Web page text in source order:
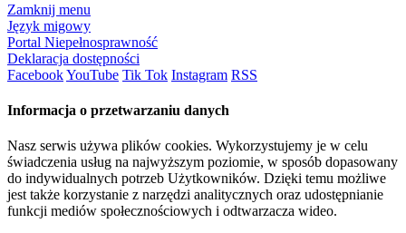
Zamknij menu
Język migowy
Portal Niepełnosprawność
Deklaracja dostępności
FacebookYouTube Tik Tok Instagram RSS
Informacja o przetwarzaniu danych
Nasz serwis używa plików cookies. Wykorzystujemy je w celu
świadczenia usług na najwyższym poziomie, w sposób dopasowany
do indywidualnych potrzeb Użytkowników. Dzięki temu możliwe
jest także korzystanie z narzędzi analitycznych oraz udostępnianie
funkcji mediów społecznościowych i odtwarzacza wideo.